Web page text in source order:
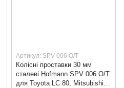
Артикул: SPV 006 O/T
Колісні проставки 30 мм
сталеві Hofmann SPV 006 O/T
для Toyota LC 80, Mitsubishi